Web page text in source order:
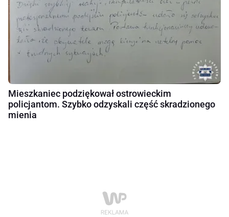
Mieszkaniec podziękował ostrowieckim
policjantom. Szybko odzyskali część skradzionego
mienia